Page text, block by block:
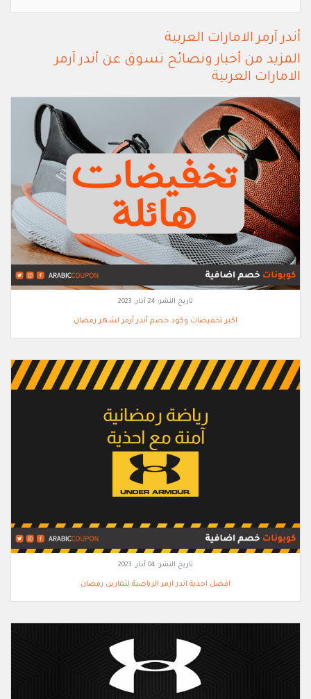
أندر آرمر الامارات العربية
المزيد من أخبار ونصائح تسوق عن أندر آرمر
الامارات العربية
تاريخ النشر: 24 آذار, 2023
اكبر تخفيضات وكود خصم أندر آرمر لشهر رمضان
تاريخ النشر: 04 آذار, 2023
افضل احذية اندر ارمر الرياضية لتمارين رمضان